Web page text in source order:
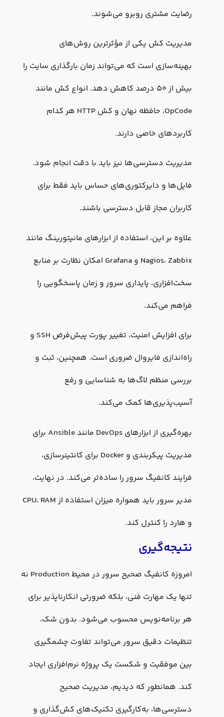
رضایت مشتری روبرو می‌شوند.
مدیریت کش یکی از مؤثرترین روش‌های
بهینه‌سازی است که می‌تواند زمان بارگذاری سایت را
بیش از ۵۰ درصد کاهش دهد. انواع کش مانند
OpCode، حافظه نهان و کش HTTP هر کدام
کاربردهای خاصی دارند.
مدیریت دسترسی‌ها نیز باید با دقت انجام شود.
فایل‌ها و دایرکتوری‌های حساس باید فقط برای
کاربران مجاز قابل دسترسی باشند.
علاوه بر این، استفاده از ابزارهای مانیتورینگ مانند
Nagios، Zabbix و Grafana امکان نظارت بر منابع
سخت‌افزاری، پایداری سرور و زمان پاسخگویی را
فراهم می‌کند.
برای افزایش امنیت، تغییر پورت پیش‌فرض SSH و
راه‌اندازی فایروال ضروری است. همچنین، ثبت و
بررسی منظم لاگ‌ها به شناسایی و رفع
آسیب‌پذیری‌ها کمک می‌کند.
بهره‌گیری از ابزارهای DevOps مانند Ansible برای
مدیریت پیکربندی و Docker برای کانتینرسازی،
فرایند کانفیگ سرور را ساده‌تر می‌کند. در نهایت،
مدیر سرور باید همواره میزان استفاده از CPU، RAM
و هارد را کنترل کند.
نتیجه‌گیری
امروزه کانفیگ صحیح سرور در محیط Production نه
تنها یک مهارت فنی، بلکه ضرورتی انکارناپذیر برای
هر برنامه‌نویس محسوب می‌شود. بدون شک،
تنظیمات دقیق سرور می‌تواند تفاوت چشمگیری
بین موفقیت و شکست یک پروژه نرم‌افزاری ایجاد
کند. همانطور که دیدیم، مدیریت صحیح
دسترسی‌ها، به‌کارگیری تکنیک‌های کش‌گذاری و